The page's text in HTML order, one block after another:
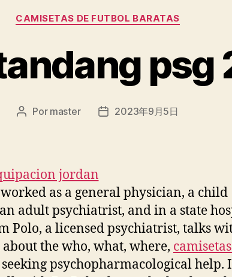
Categorías
CAMISETAS DE FUTBOL BARATAS
psg
Autor
Por master
Fecha2023年9月5日
as a general physician, a child
adult psychiatrist, and in a state
Polo, a licensed psychiatrist, talks
the who, what, where,
psychopharmacological help.